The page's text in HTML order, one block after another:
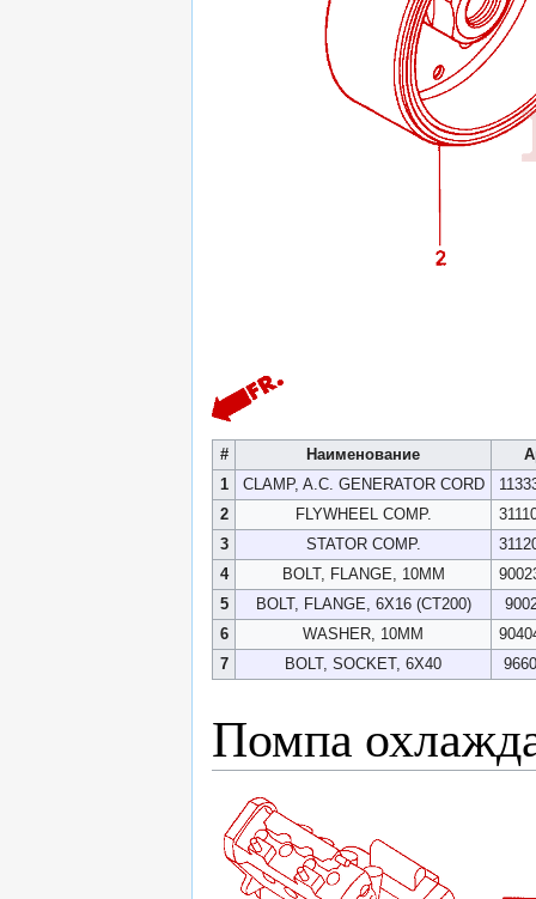
# Наименование
1
CLAMP, A.C. GENERATOR CORD
2
FLYWHEEL COMP.
3
STATOR COMP.
4
BOLT, FLANGE, 10MM
5
BOLT, FLANGE, 6X16 (CT200)
6
WASHER, 10MM
7
BOLT, SOCKET, 6X40
Помпа